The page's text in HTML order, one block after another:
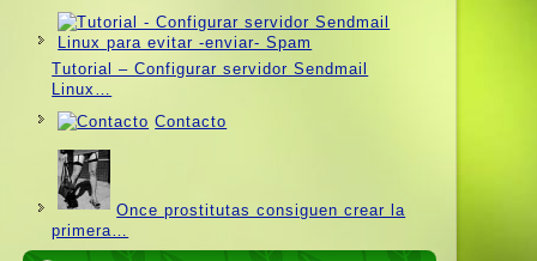
Tutorial – Configurar servidor Sendmail
Linux…
Contacto
Once prostitutas consiguen crear la
primera…